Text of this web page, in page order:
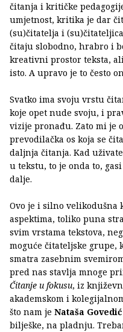
čitanja i kritičke
umjetnost, kritika je dar
(su)čitatelja i
čitaju slobodno, hrabro i
kreativni prostor teksta,
isto. A upravo je to često
Svatko ima svoju vrstu
koje opet nude svoju, i
vizije pronađu. Zato mi je
prevodilačka os koja se
daljnja čitanja. Kad
u tekstu, to je onda to,
dalje.
Ovo je i silno
aspektima, toliko puna
svim vrstama tekstova,
moguće čitateljske grupe,
smatra zasebnim
pred nas stavlja mnoge
Čitanje u fokusu, iz
akademskom i
što nam je Nataša Govedić
bilješke, na pladnju.